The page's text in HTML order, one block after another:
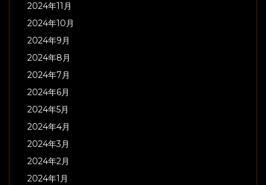
2024年11月
2024年10月
2024年9月
2024年8月
2024年7月
2024年6月
2024年5月
2024年4月
2024年3月
2024年2月
2024年1月